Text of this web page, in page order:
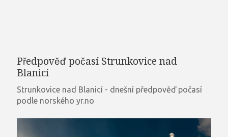
Předpověď počasí Strunkovice nad
Blanicí
Strunkovice nad Blanicí - dnešní předpověď počasí
podle norského yr.no